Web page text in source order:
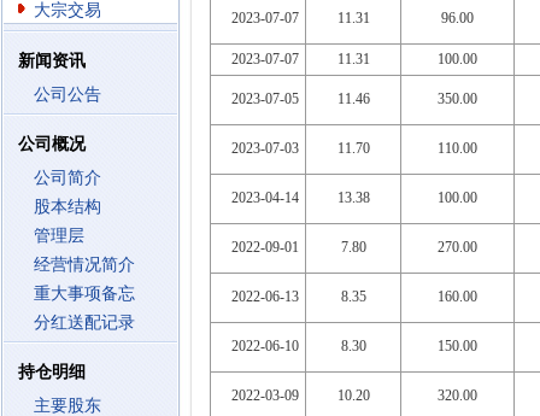
大宗交易
新闻资讯
公司公告
公司概况
公司简介
股本结构
管理层
经营情况简介
重大事项备忘
分红送配记录
持仓明细
主要股东
2023-07-07 11.31 96.00
2023-07-07 11.31 100.00
2023-07-05 11.46 350.00
2023-07-03 11.70 110.00
2023-04-14 13.38 100.00
2022-09-01 7.80 270.00
2022-06-13 8.35 160.00
2022-06-10 8.30 150.00
2022-03-09 10.20 320.00